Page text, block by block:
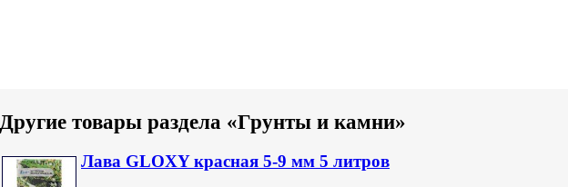
Другие товары раздела «Грунты и камни»
Лава GLOXY красная 5-9 мм 5 литров